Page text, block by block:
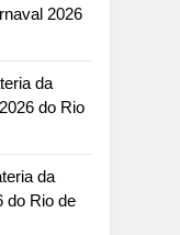
2026
da
do Rio
da
do Rio de